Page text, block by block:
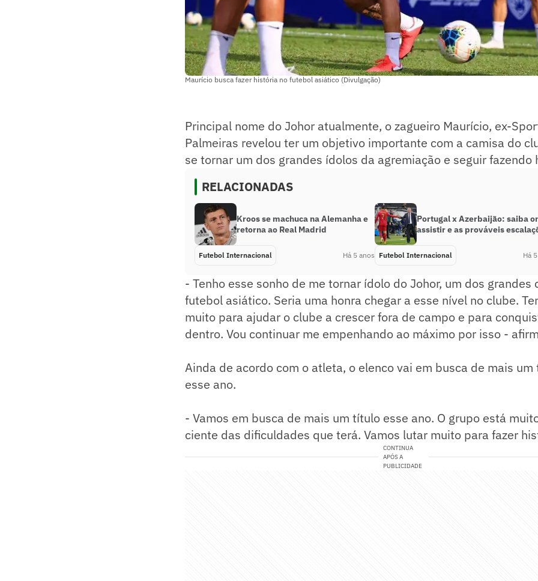
Maurício busca fazer história no futebol asiático (Divulgação)
Principal nome do Johor atualmente, o zagueiro Maurício, ex-
Palmeiras revelou ter um objetivo importante com a camisa do
se tornar um dos grandes ídolos da agremiação e seguir fazendo
RELACIONADAS
Kroos se machuca na Alemanha e
retorna ao Real Madrid
Futebol Internacional Há 5 anos
Portugal x Azerbaijão: saiba
assistir e as prováveis
Futebol Internacional Há
- Tenho esse sonho de me tornar ídolo do Johor, um dos grandes
futebol asiático. Seria uma honra chegar a esse nível no clube.
muito para ajudar o clube a crescer fora de campo e para
dentro. Vou continuar me empenhando ao máximo por isso -
Ainda de acordo com o atleta, o elenco vai em busca de mais
esse ano.
- Vamos em busca de mais um título esse ano. O grupo está
ciente das dificuldades que terá. Vamos lutar muito para fazer
CONTINUA
APÓS A
PUBLICIDADE